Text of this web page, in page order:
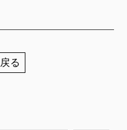
る